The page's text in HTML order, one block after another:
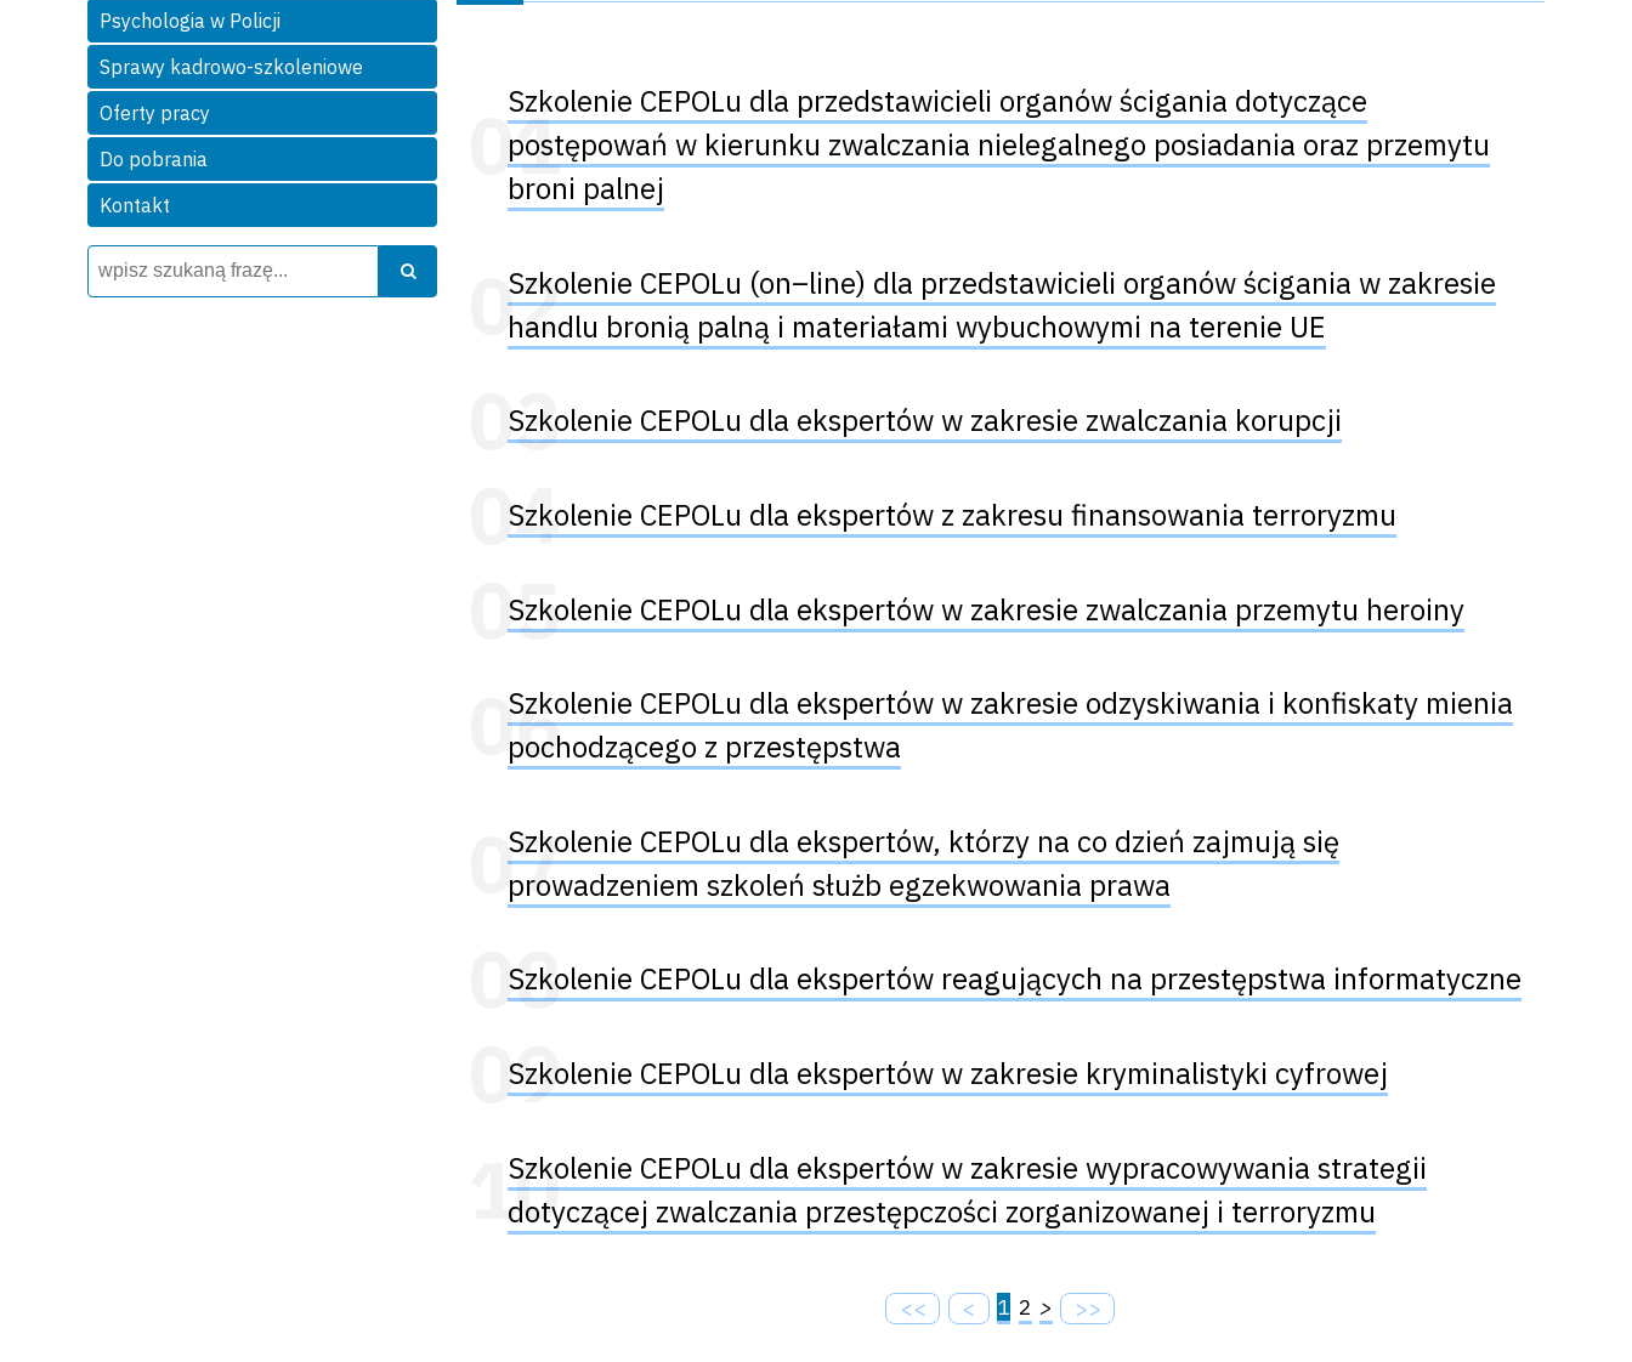
Psychologia w Policji
Sprawy kadrowo-szkoleniowe
Oferty pracy
Do pobrania
Kontakt
Wyszukiwarka
Szukaj
Szkolenie CEPOLu dla przedstawicieli organów ścigania dotyczące
postępowań w kierunku zwalczania nielegalnego posiadania oraz przemytu
broni palnej
Szkolenie CEPOLu (on–line) dla przedstawicieli organów ścigania w zakresie
handlu bronią palną i materiałami wybuchowymi na terenie UE
Szkolenie CEPOLu dla ekspertów w zakresie zwalczania korupcji
Szkolenie CEPOLu dla ekspertów z zakresu finansowania terroryzmu
Szkolenie CEPOLu dla ekspertów w zakresie zwalczania przemytu heroiny
Szkolenie CEPOLu dla ekspertów w zakresie odzyskiwania i konfiskaty mienia
pochodzącego z przestępstwa
Szkolenie CEPOLu dla ekspertów, którzy na co dzień zajmują się
prowadzeniem szkoleń służb egzekwowania prawa
Szkolenie CEPOLu dla ekspertów reagujących na przestępstwa informatyczne
Szkolenie CEPOLu dla ekspertów w zakresie kryminalistyki cyfrowej
Szkolenie CEPOLu dla ekspertów w zakresie wypracowywania strategii
dotyczącej zwalczania przestępczości zorganizowanej i terroryzmu
<< < 1 2 > >>